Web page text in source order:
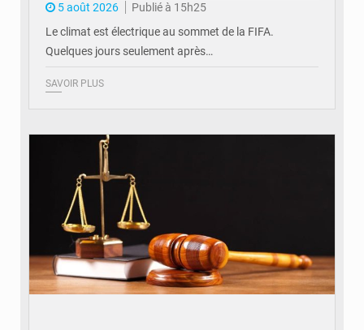
5 août 2026
Publié à 15h25
Le climat est électrique au sommet de la FIFA.
Quelques jours seulement après…
SAVOIR PLUS